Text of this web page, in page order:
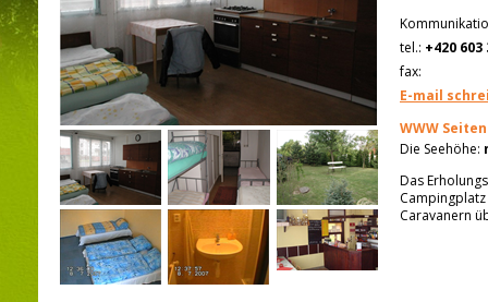
tel.: +420 603
fax:
E-mail
WWW Seiten
Die Seehöhe:
Das
Caravanern